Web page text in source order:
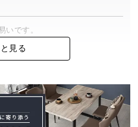
いです。
た。
2022/01/05
見る